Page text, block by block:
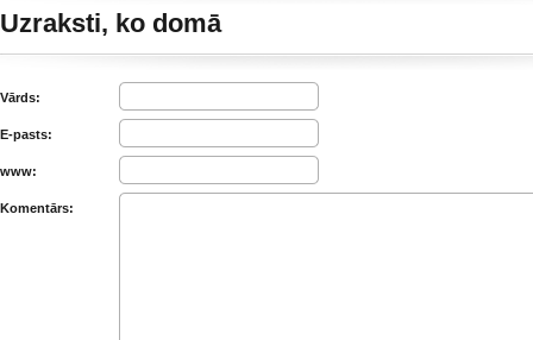
Uzraksti, ko domā
Vārds:
E-pasts:
www:
Komentārs: